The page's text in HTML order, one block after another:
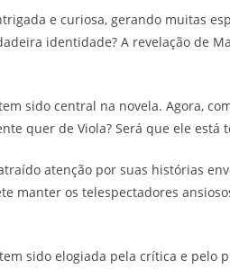
e curiosa, gerando muitas
identidade? A revelação de
sido central na novela. Agora,
quer de Viola? Será que ele
atenção por suas histórias
manter os telespectadores
sido elogiada pela crítica e pelo